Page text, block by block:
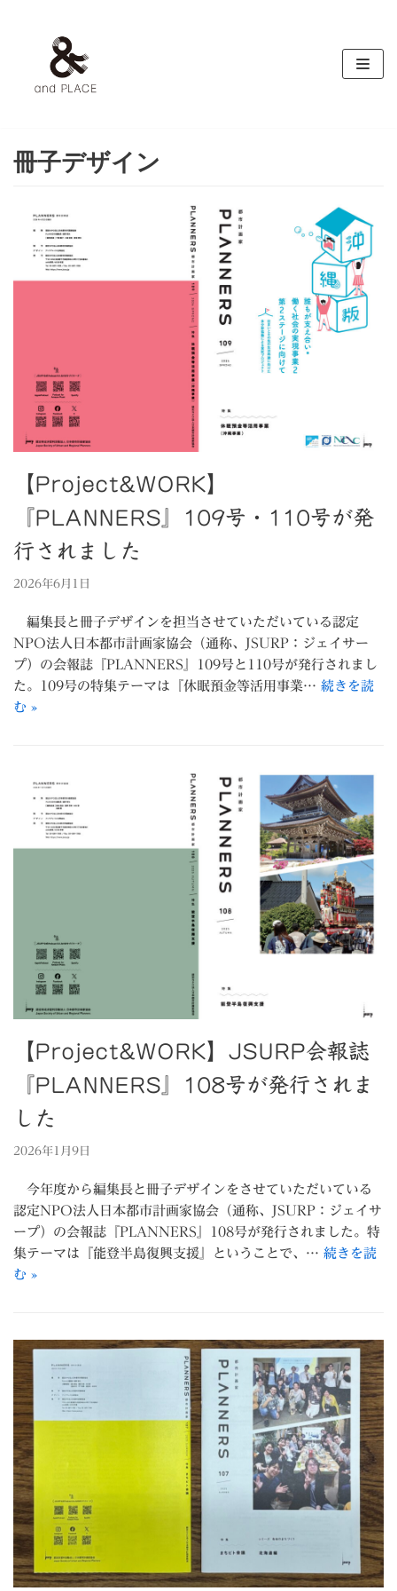
ス
キ
冊子デザイン
【Project&WORK】
『PLANNERS』109号・110号が発
行されました
2026年6月1日
編集長と冊子デザインを担当させていただいている認定
NPO法人日本都市計画家協会（通称、JSURP：ジェイサー
プ）の会報誌『PLANNERS』109号と110号が発行されまし
た。109号の特集テーマは『休眠預金等活用事業… 続きを読
む »
【Project&WORK】JSURP会報誌
『PLANNERS』108号が発行されま
した
2026年1月9日
今年度から編集長と冊子デザインをさせていただいている
認定NPO法人日本都市計画家協会（通称、JSURP：ジェイサ
ープ）の会報誌『PLANNERS』108号が発行されました。特
集テーマは『能登半島復興支援』ということで、… 続きを読
む »